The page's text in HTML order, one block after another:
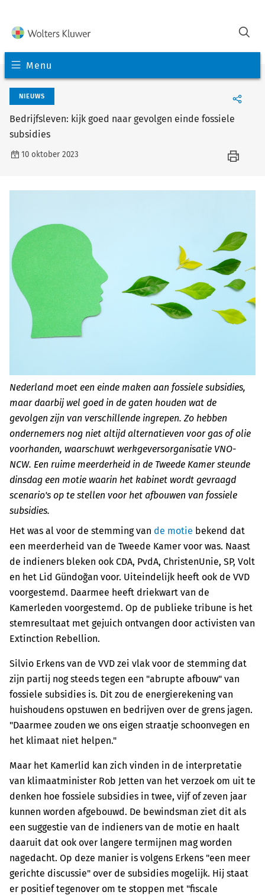
Menu
NIEUWS
Bedrijfsleven: kijk goed naar gevolgen einde fossiele
subsidies
10 oktober 2023
Nederland moet een einde maken aan fossiele subsidies,
maar daarbij wel goed in de gaten houden wat de
gevolgen zijn van verschillende ingrepen. Zo hebben
ondernemers nog niet altijd alternatieven voor gas of olie
voorhanden, waarschuwt werkgeversorganisatie VNO-
NCW. Een ruime meerderheid in de Tweede Kamer steunde
dinsdag een motie waarin het kabinet wordt gevraagd
scenario's op te stellen voor het afbouwen van fossiele
subsidies.
Het was al voor de stemming van de motie bekend dat
een meerderheid van de Tweede Kamer voor was. Naast
de indieners bleken ook CDA, PvdA, ChristenUnie, SP, Volt
en het Lid Gündoğan voor. Uiteindelijk heeft ook de VVD
voorgestemd. Daarmee heeft driekwart van de
Kamerleden voorgestemd. Op de publieke tribune is het
stemresultaat met gejuich ontvangen door activisten van
Extinction Rebellion.
Silvio Erkens van de VVD zei vlak voor de stemming dat
zijn partij nog steeds tegen een "abrupte afbouw" van
fossiele subsidies is. Dit zou de energierekening van
huishoudens opstuwen en bedrijven over de grens jagen.
"Daarmee zouden we ons eigen straatje schoonvegen en
het klimaat niet helpen."
Maar het Kamerlid kan zich vinden in de interpretatie
van klimaatminister Rob Jetten van het verzoek om uit te
denken hoe fossiele subsidies in twee, vijf of zeven jaar
kunnen worden afgebouwd. De bewindsman ziet dit als
een suggestie van de indieners van de motie en haalt
daaruit dat ook over langere termijnen mag worden
nagedacht. Op deze manier is volgens Erkens "een meer
gerichte discussie" over de subsidies mogelijk. Hij staat
er positief tegenover om te stoppen met "fiscale